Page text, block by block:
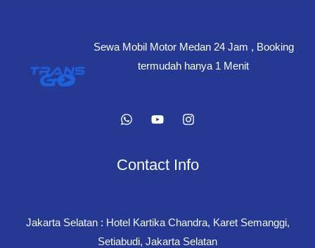
Sewa Mobil Motor Medan 24 Jam , Booking
termudah hanya 1 Menit
Contact Info
Jakarta Selatan : Hotel Kartika Chandra, Karet Semanggi,
Setiabudi, Jakarta Selatan